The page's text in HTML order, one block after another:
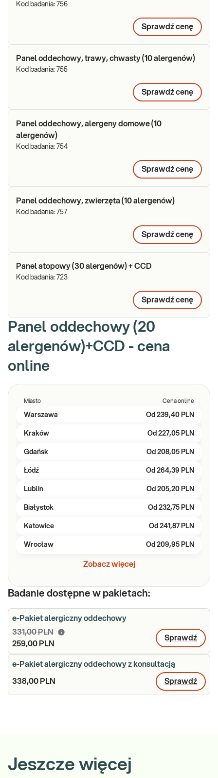
Kod badania: 756
Sprawdź cenę
Panel oddechowy, trawy, chwasty (10 alergenów)
Kod badania: 755
Sprawdź cenę
Panel oddechowy, alergeny domowe (10
alergenów)
Kod badania: 754
Sprawdź cenę
Panel oddechowy, zwierzęta (10 alergenów)
Kod badania: 757
Sprawdź cenę
Panel atopowy (30 alergenów) + CCD
Kod badania: 723
Sprawdź cenę
Panel oddechowy (20
alergenów)+CCD - cena
online
Miasto Cena online
Warszawa Od 239,40 PLN
Kraków Od 227,05 PLN
Gdańsk Od 208,05 PLN
Łódź Od 264,39 PLN
Lublin Od 205,20 PLN
Białystok Od 232,75 PLN
Katowice Od 241,87 PLN
Wrocław Od 209,95 PLN
Zobacz więcej
Badanie dostępne w pakietach:
e-Pakiet alergiczny oddechowy
331,00 PLN
259,00 PLN
Sprawdź
e-Pakiet alergiczny oddechowy z konsultacją
338,00 PLN Sprawdź
Jeszcze więcej